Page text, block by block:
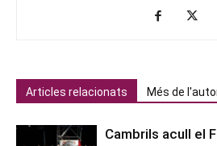
Articles relacionats Més de
Cambrils acull el